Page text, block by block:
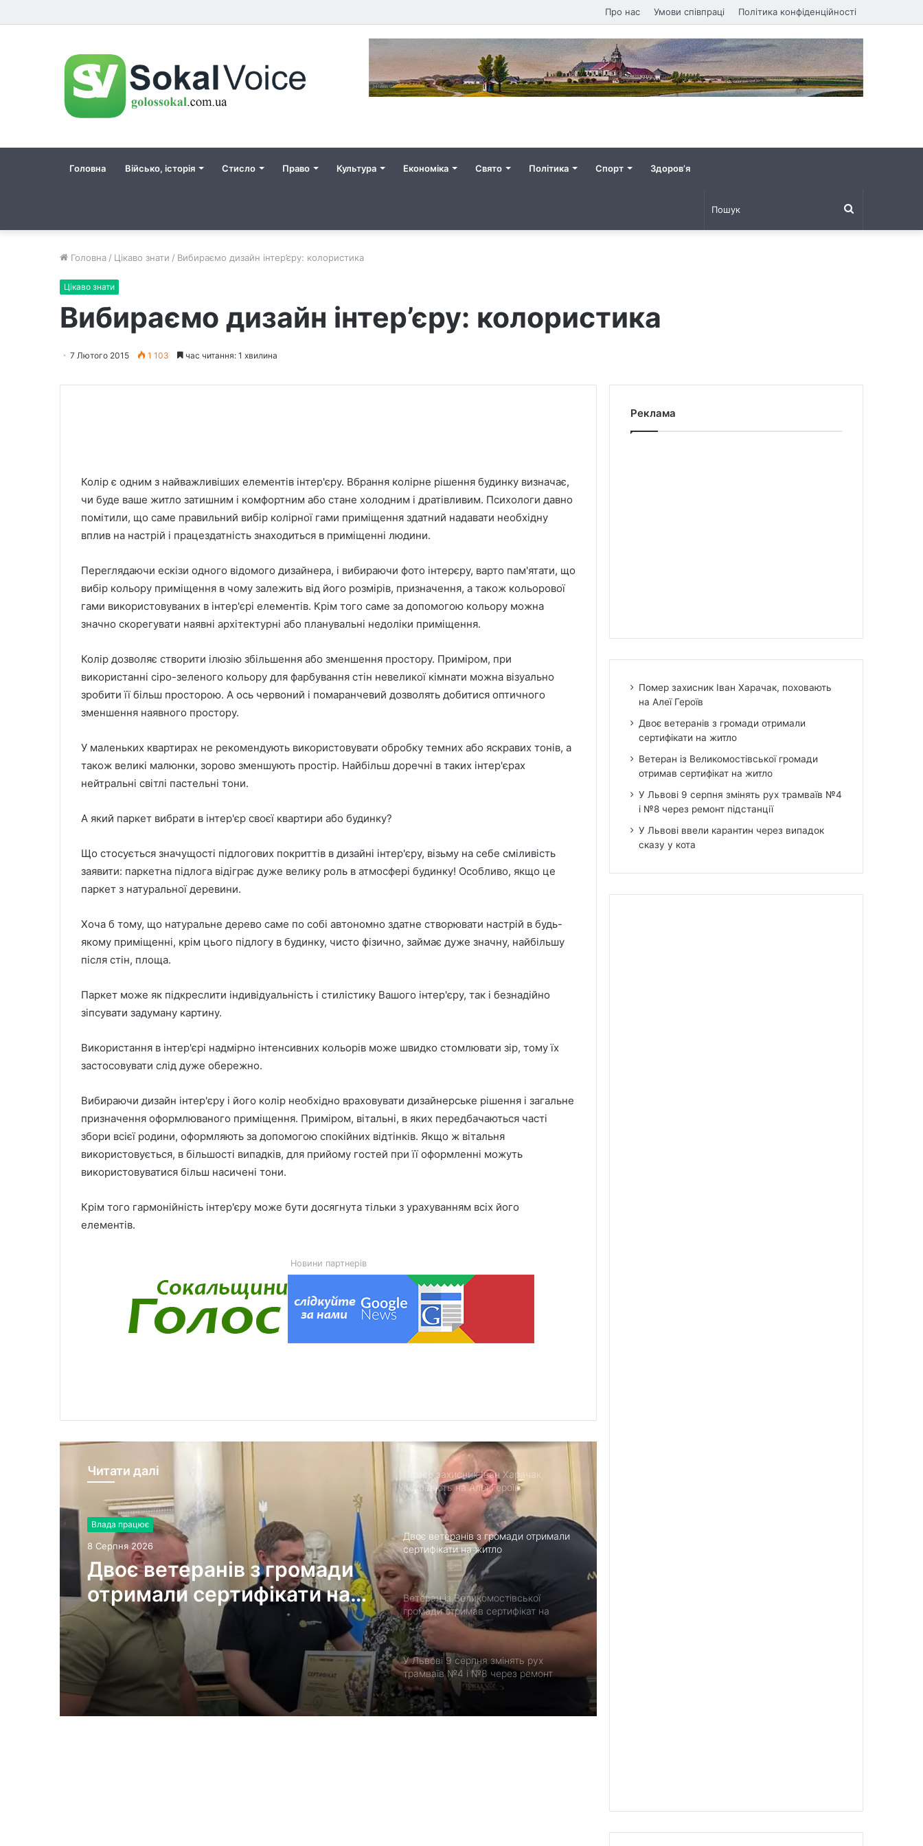
Про нас Умови співпраці Політика конфіденційності
Головна Військо, історія Стисло Право Культура Економіка Свято Політика Спорт Здоров’я
Головна / Цікаво знати / Вибираємо дизайн інтер’єру: колористика
Цікаво знати
Вибираємо дизайн інтер’єру: колористика
7 Лютого 2015 1 103 час читання: 1 хвилина
Колір є одним з найважливіших елементів інтер'єру. Вбрання колірне рішення будинку визначає,
чи буде ваше житло затишним і комфортним або стане холодним і дратівливим. Психологи давно
помітили, що саме правильний вибір колірної гами приміщення здатний надавати необхідну
вплив на настрій і працездатність знаходиться в приміщенні людини.
Переглядаючи ескізи одного відомого дизайнера, і вибираючи фото інтерєру, варто пам'ятати, що
вибір кольору приміщення в чому залежить від його розмірів, призначення, а також кольорової
гами використовуваних в інтер'єрі елементів. Крім того саме за допомогою кольору можна
значно скорегувати наявні архітектурні або планувальні недоліки приміщення.
Колір дозволяє створити ілюзію збільшення або зменшення простору. Приміром, при
використанні сіро-зеленого кольору для фарбування стін невеликої кімнати можна візуально
зробити її більш просторою. А ось червоний і помаранчевий дозволять добитися оптичного
зменшення наявного простору.
У маленьких квартирах не рекомендують використовувати обробку темних або яскравих тонів, а
також великі малюнки, зорово зменшують простір. Найбільш доречні в таких інтер'єрах
нейтральні світлі пастельні тони.
А який паркет вибрати в інтер'єр своєї квартири або будинку?
Що стосується значущості підлогових покриттів в дизайні інтер'єру, візьму на себе сміливість
заявити: паркетна підлога відіграє дуже велику роль в атмосфері будинку! Особливо, якщо це
паркет з натуральної деревини.
Хоча б тому, що натуральне дерево саме по собі автономно здатне створювати настрій в будь-
якому приміщенні, крім цього підлогу в будинку, чисто фізично, займає дуже значну, найбільшу
після стін, площа.
Паркет може як підкреслити індивідуальність і стилістику Вашого інтер'єру, так і безнадійно
зіпсувати задуману картину.
Використання в інтер'єрі надмірно інтенсивних кольорів може швидко стомлювати зір, тому їх
застосовувати слід дуже обережно.
Вибираючи дизайн інтер'єру і його колір необхідно враховувати дизайнерське рішення і загальне
призначення оформлюваного приміщення. Приміром, вітальні, в яких передбачаються часті
збори всієї родини, оформляють за допомогою спокійних відтінків. Якщо ж вітальня
використовується, в більшості випадків, для прийому гостей при її оформленні можуть
використовуватися більш насичені тони.
Крім того гармонійність інтер'єру може бути досягнута тільки з урахуванням всіх його
елементів.
Новини партнерів
Читати далі
Влада працює
8 Серпня 2026
Двоє ветеранів з громади
отримали сертифікати на
житло
Двоє ветеранів з громади отримали
У Львові 9 серпня змінять рух
трамваїв №4 і №8 через ремонт
підстанції
Помер захисник Іван Харачак,
поховають на Алеї Героїв
Двоє ветеранів з громади отримали
сертифікати на житло
Ветеран із Великомостівської
громади отримав сертифікат на
житло
У Львові 9 серпня змінять рух
трамваїв №4 і №8 через ремонт
підстанції
Реклама
Помер захисник Іван Харачак, поховають
на Алеї Героїв
Двоє ветеранів з громади отримали
сертифікати на житло
Ветеран із Великомостівської громади
отримав сертифікат на житло
У Львові 9 серпня змінять рух трамваїв №4
і №8 через ремонт підстанції
У Львові ввели карантин через випадок
сказу у кота